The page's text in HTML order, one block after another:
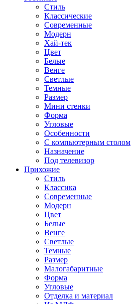
Стиль
Классические
Современные
Модерн
Хай-тек
Цвет
Белые
Венге
Светлые
Темные
Размер
Мини стенки
Форма
Угловые
Особенности
С компьютерным столом
Назначение
Под телевизор
Прихожие
Стиль
Классика
Современные
Модерн
Цвет
Белые
Венге
Светлые
Темные
Размер
Малогабаритные
Форма
Угловые
Отделка и материал